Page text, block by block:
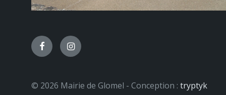
FacebookInstagram
© 2026 Mairie de Glomel - Conception : tryptyk